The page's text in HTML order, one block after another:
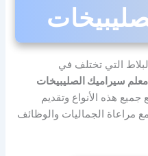
التي تختلف في
معلم سيراميك الصليبيخات
جميع هذه الأنواع وتقديم
مراعاة الجماليات والوظائف